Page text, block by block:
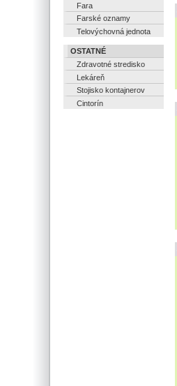
Fara
Farské oznamy
Telovýchovná jednota
OSTATNÉ
Zdravotné stredisko
Lekáreň
Stojisko kontajnerov
Cintorín